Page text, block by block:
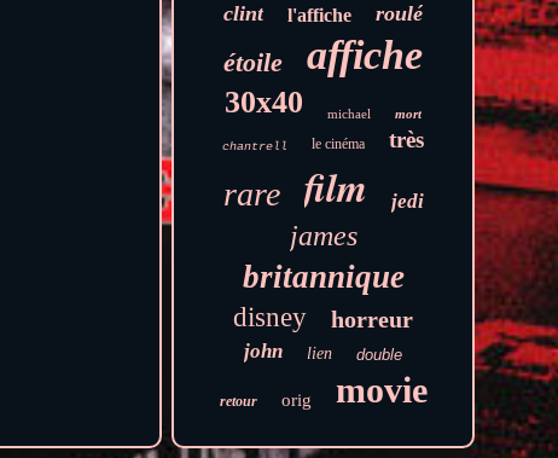
clint l'affiche roulé
étoile affiche
30x40 michael mort
chantrell le cinéma très
rare film jedi
james
britannique
disney horreur
john lien double
retour orig movie